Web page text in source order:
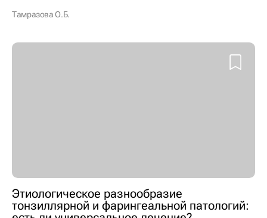
Тамразова О.Б.
Этиологическое разнообразие
тонзиллярной и фарингеальной патологий: